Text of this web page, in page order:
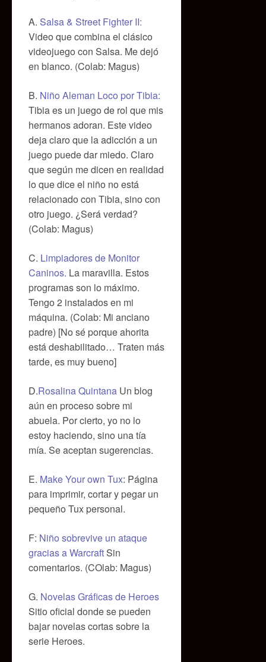
A. Salsa & Street Fighter II:
Video que combina el clásico
videojuego con Salsa. Me dejó
en blanco. (Colab: Magus)
B. Niño Aleman Loco por Tibia:
Tibia es un juego de rol que mis
hermanos adoran. Este video
deja claro que la adicción a un
juego puede dar miedo. Claro
que según me dicen en realidad
lo que dice el niño no está
relacionado con Tibia, sino con
otro juego. ¿Será verdad?
(Colab: Magus)
C. Limpiadores de Monitor
Caninos. La maravilla. Estos
programas son lo máximo.
Tengo 2 instalados en mi
máquina. (Colab: Mi anciano
padre) [No sé porque ahorita
está deshabilitado… Traten más
tarde, es muy bueno]
D.Rosalina Quintana Un blog
aún en proceso sobre mi
abuela. Por cierto, yo no lo
estoy haciendo, sino una tía
mía. Se aceptan sugerencias.
E. Make Your own Tux: Página
para imprimir, cortar y pegar un
pequeño Tux personal.
F: Niño sobrevive un ataque
gracias a WarcraftSin
comentarios. (COlab: Magus)
G. Novelas Gráficas de Heroes
Sitio oficial donde se pueden
bajar novelas cortas sobre la
serie Heroes.